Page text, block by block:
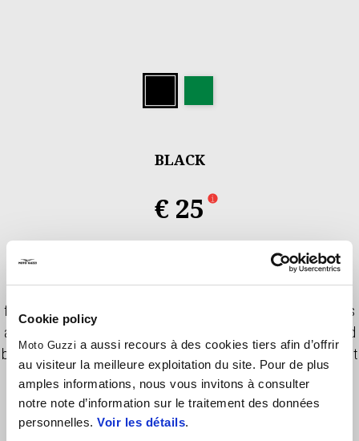
Cookie policy
Moto Guzzi a aussi recours à des cookies tiers afin d’offrir
au visiteur la meilleure exploitation du site. Pour de plus
amples informations, nous vous invitons à consulter
notre note d’information sur le traitement des données
personnelles. Voir les détails.
BLACK
BlackGreen
€ 25
High-quality polyester military inspired belt with a durable metal
closure. The extended rod allows you to wear the knotted belt
for a contemporary styling. The black buckle with metal tip adds
a modern and robust touch. The MOTO GUZZI logo, emphasized
by the debossed craftsmanship, introduces a distinctive element
to this versatile accessory.